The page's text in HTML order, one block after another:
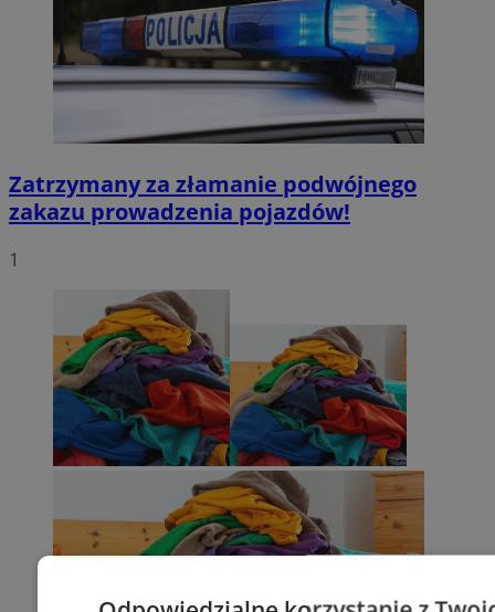
Zatrzymany za złamanie podwójnego
zakazu prowadzenia pojazdów!
1